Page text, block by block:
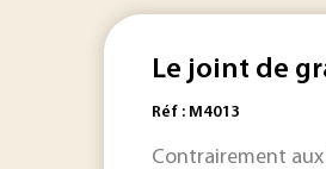
Le joint de
Réf : M4013
Contrairement